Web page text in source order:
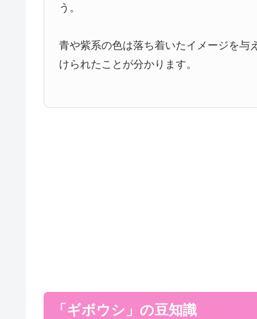
う。
青や紫系の色は落ち着いたイメージを与
けられたことが分かります。
「ギボウシ」の豆知識